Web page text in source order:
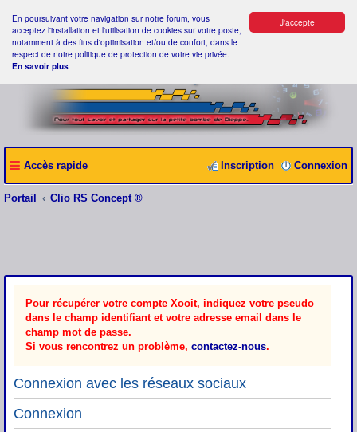
J'accepte
En poursuivant votre navigation sur notre forum, vous
acceptez l'installation et l'utilisation de cookies sur votre poste,
notamment à des fins d'optimisation et/ou de confort, dans le
respect de notre politique de protection de votre vie privée.
En savoir plus
Accès rapide Connexion
Inscription
Portail Clio RS Concept ®
Pour récupérer votre compte Xooit, indiquez votre pseudo
dans le champ identifiant et votre adresse email dans le
champ mot de passe.
Si vous rencontrez un problème, contactez-nous.
Connexion avec les réseaux sociaux
Connexion